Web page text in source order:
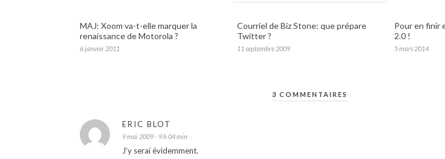
MAJ: Xoom va-t-elle marquer la
renaissance de Motorola ?
6 janvier 2011
Courriel de Biz Stone: que prépare
Twitter ?
11 septembre 2009
Pour en finir
2.0 !
5 mars 2014
3 COMMENTAIRES
ERIC BLOT
9 mai 2009 - 9 h 04 min
J’y serai évidemment.